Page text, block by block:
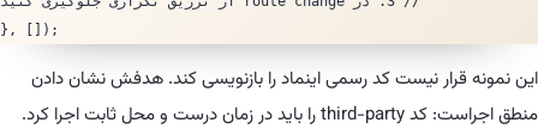
نیست کد رسمی اینماد را بازنویسی کند. هدفش نشان دادن
منطق اجراست: کد third-party را باید در زمان درست و محل ثابت اجرا کرد.